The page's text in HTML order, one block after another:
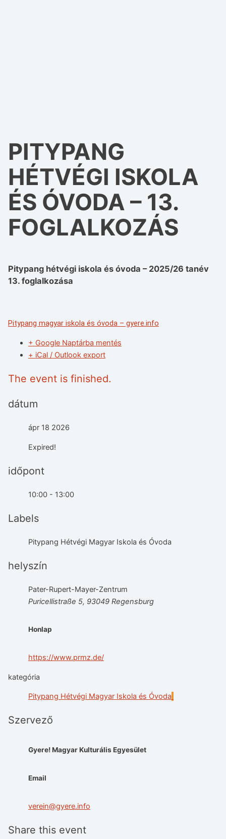
PITYPANG
HÉTVÉGI ISKOLA
ÉS ÓVODA – 13.
FOGLALKOZÁS
Pitypang hétvégi iskola és óvoda – 2025/26 tanév
13. foglalkozása
Pitypang magyar iskola és óvoda – gyere.info
+ Google Naptárba mentés
+ iCal / Outlook export
The event is finished.
dátum
ápr 18 2026
Expired!
időpont
10:00 - 13:00
Labels
Pitypang Hétvégi Magyar Iskola és Óvoda
helyszín
Pater-Rupert-Mayer-Zentrum
Puricellistraße 5, 93049 Regensburg
Honlap
https://www.prmz.de/
kategória
Pitypang Hétvégi Magyar Iskola és Óvoda
Szervező
Gyere! Magyar Kulturális Egyesület
Email
verein@gyere.info
Share this event